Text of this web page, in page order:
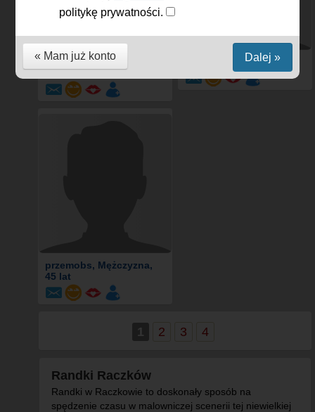
xxxdvlxxx, Mężczyzna,
46 lat
, Mężczyzna, 48 lat
przemobs, Mężczyzna,
45 lat
1 2 3 4
Randki Raczków
Randki w Raczkowie to doskonały sposób na
spędzenie czasu w malowniczej scenerii tej niewielkiej
politykę prywatności.
« Mam już konto Dalej »